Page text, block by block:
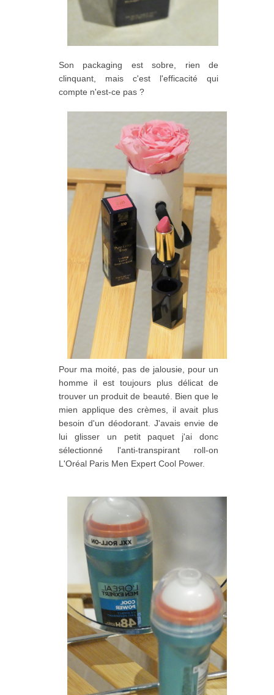
Son packaging est sobre, rien de
clinquant, mais c'est l'efficacité qui
compte n'est-ce pas ?
Pour ma moité, pas de jalousie, pour un
homme il est toujours plus délicat de
trouver un produit de beauté. Bien que le
mien applique des crèmes, il avait plus
besoin d'un déodorant. J'avais envie de
lui glisser un petit paquet j'ai donc
sélectionné l'anti-transpirant roll-on
L'Oréal Paris Men Expert Cool Power.